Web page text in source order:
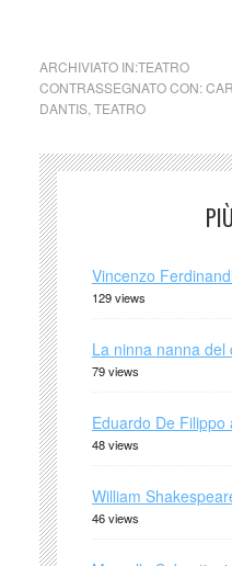
ARCHIVIATO IN:TEATRO
CONTRASSEGNATO CON:
DANTIS, TEATRO
Vincenzo
129 views
La ninna nanna del
79 views
Eduardo De
48 views
William
46 views